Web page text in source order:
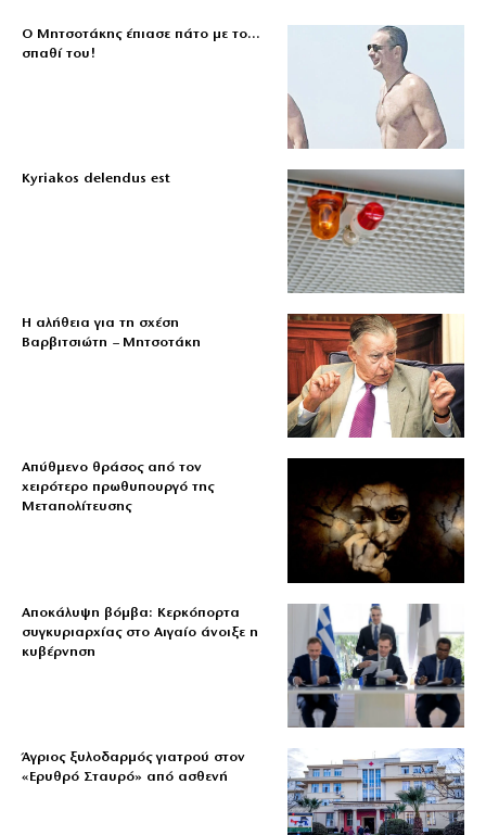
Ο Μητσοτάκης έπιασε πάτο με το…
σπαθί του!
Kyriakos delendus est
Η αλήθεια για τη σχέση
Βαρβιτσιώτη – Μητσοτάκη
Απύθμενο θράσος από τον
χειρότερο πρωθυπουργό της
Μεταπολίτευσης
Αποκάλυψη βόμβα: Κερκόπορτα
συγκυριαρχίας στο Αιγαίο άνοιξε η
κυβέρνηση
Άγριος ξυλοδαρμός γιατρού στον
«Ερυθρό Σταυρό» από ασθενή